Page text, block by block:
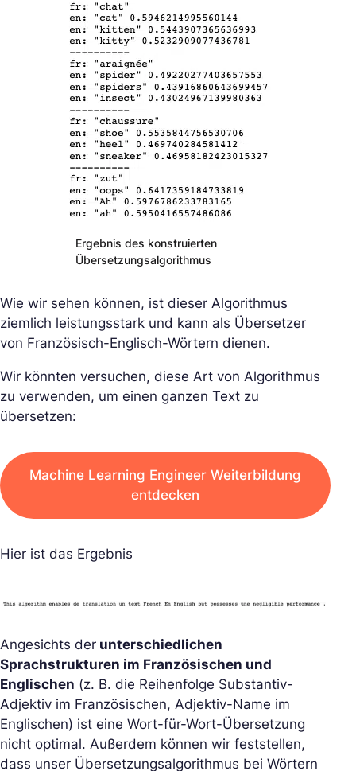
Ergebnis des konstruierten
Übersetzungsalgorithmus
Wie wir sehen können, ist dieser Algorithmus
ziemlich leistungsstark und kann als Übersetzer
von Französisch-Englisch-Wörtern dienen.
Wir könnten versuchen, diese Art von Algorithmus
zu verwenden, um einen ganzen Text zu
übersetzen:
Machine Learning Engineer Weiterbildung
entdecken
Hier ist das Ergebnis
Angesichts der unterschiedlichen
Sprachstrukturen im Französischen und
Englischen (z. B. die Reihenfolge Substantiv-
Adjektiv im Französischen, Adjektiv-Name im
Englischen) ist eine Wort-für-Wort-Übersetzung
nicht optimal. Außerdem können wir feststellen,
dass unser Übersetzungsalgorithmus bei Wörtern